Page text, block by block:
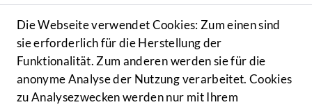
Benutzer
Navigationsmenü öffnen
MENÜ
Die Webseite verwendet Cookies: Zum einen sind
sie erforderlich für die Herstellung der
Funktionalität. Zum anderen werden sie für die
anonyme Analyse der Nutzung verarbeitet. Cookies
zu Analysezwecken werden nur mit Ihrem